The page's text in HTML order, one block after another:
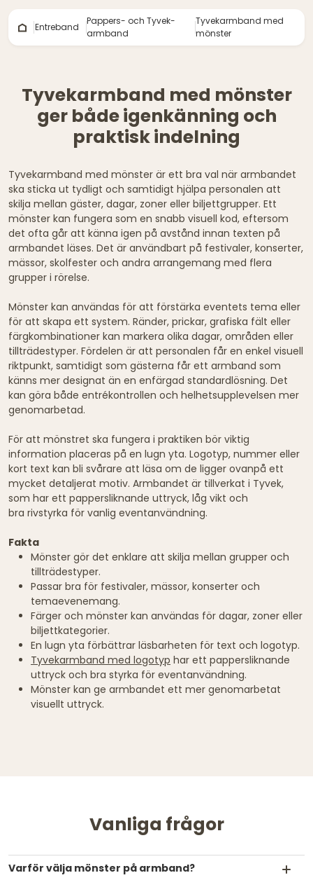
Entreband
Pappers- och Tyvek-
armband
Tyvekarmband med
mönster
Tyvekarmband med mönster
ger både igenkänning och
praktisk indelning
Tyvekarmband med mönster är ett bra val när armbandet
ska sticka ut tydligt och samtidigt hjälpa personalen att
skilja mellan gäster, dagar, zoner eller biljettgrupper. Ett
mönster kan fungera som en snabb visuell kod, eftersom
det ofta går att känna igen på avstånd innan texten på
armbandet läses. Det är användbart på festivaler, konserter,
mässor, skolfester och andra arrangemang med flera
grupper i rörelse.
Mönster kan användas för att förstärka eventets tema eller
för att skapa ett system. Ränder, prickar, grafiska fält eller
färgkombinationer kan markera olika dagar, områden eller
tillträdestyper. Fördelen är att personalen får en enkel visuell
riktpunkt, samtidigt som gästerna får ett armband som
känns mer designat än en enfärgad standardlösning. Det
kan göra både entrékontrollen och helhetsupplevelsen mer
genomarbetad.
För att mönstret ska fungera i praktiken bör viktig
information placeras på en lugn yta. Logotyp, nummer eller
kort text kan bli svårare att läsa om de ligger ovanpå ett
mycket detaljerat motiv. Armbandet är tillverkat i Tyvek,
som har ett pappersliknande uttryck, låg vikt och
bra rivstyrka för vanlig eventanvändning.
Fakta
Mönster gör det enklare att skilja mellan grupper och
tillträdestyper.
Passar bra för festivaler, mässor, konserter och
temaevenemang.
Färger och mönster kan användas för dagar, zoner eller
biljettkategorier.
En lugn yta förbättrar läsbarheten för text och logotyp.
Tyvekarmband med logotyp har ett pappersliknande
uttryck och bra styrka för eventanvändning.
Mönster kan ge armbandet ett mer genomarbetat
visuellt uttryck.
Vanliga frågor
Varför välja mönster på armband?